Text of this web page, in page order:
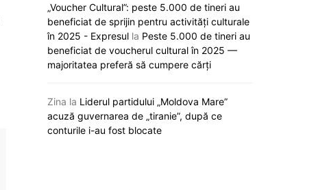
„Viva, Moldova!” răsună astăzi la
Eurovision: Satoshi intră primul în
concurs
12 mai 2026
Noi reguli de
universități. Ce
„Voucher Cultural”: peste 5.000 de tineri au
beneficiat de sprijin pentru activități culturale
în 2025 - Expresul la Peste 5.000 de tineri au
beneficiat de voucherul cultural în 2025 —
majoritatea preferă să cumpere cărți
Zina la Liderul partidului „Moldova Mare”
acuză guvernarea de „tiranie”, după ce
conturile i-au fost blocate